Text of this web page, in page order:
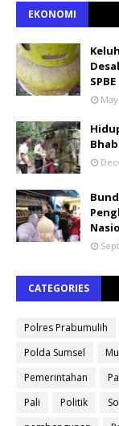
EKONOMI
SPBE
CATEGORIES
Polres Prabumulih
Polda Sumsel
Pemerintahan
Pali
Politik